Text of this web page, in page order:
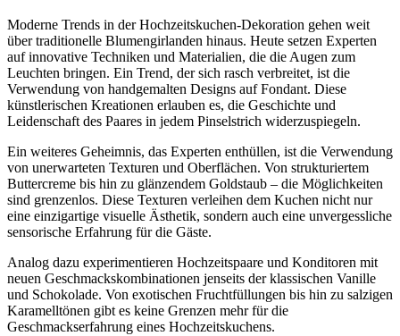
Moderne Trends in der Hochzeitskuchen-Dekoration gehen weit
über traditionelle Blumengirlanden hinaus. Heute setzen Experten
auf innovative Techniken und Materialien, die die Augen zum
Leuchten bringen. Ein Trend, der sich rasch verbreitet, ist die
Verwendung von handgemalten Designs auf Fondant. Diese
künstlerischen Kreationen erlauben es, die Geschichte und
Leidenschaft des Paares in jedem Pinselstrich widerzuspiegeln.
Ein weiteres Geheimnis, das Experten enthüllen, ist die Verwendung
von unerwarteten Texturen und Oberflächen. Von strukturiertem
Buttercreme bis hin zu glänzendem Goldstaub – die Möglichkeiten
sind grenzenlos. Diese Texturen verleihen dem Kuchen nicht nur
eine einzigartige visuelle Ästhetik, sondern auch eine unvergessliche
sensorische Erfahrung für die Gäste.
Analog dazu experimentieren Hochzeitspaare und Konditoren mit
neuen Geschmackskombinationen jenseits der klassischen Vanille
und Schokolade. Von exotischen Fruchtfüllungen bis hin zu salzigen
Karamelltönen gibt es keine Grenzen mehr für die
Geschmackserfahrung eines Hochzeitskuchens.